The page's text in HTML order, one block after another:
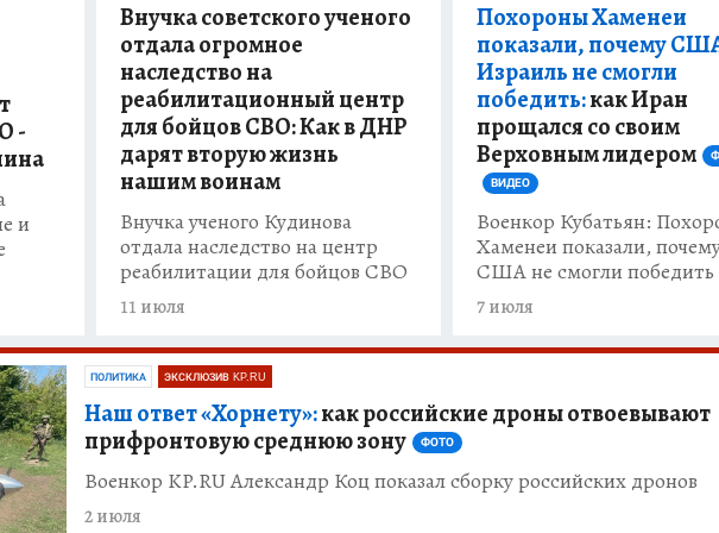
ответы в репортажах военкоров на сайте KP.RU.
Стешин, Григорий Кубатьян в своих репортажах всегда
интересными деталями, своими наблюдениями и
участников боевых действий и мирных
или иных событий.
в видеоформате смотрите на нашем YouTube-канале
"Комсомольской правды"
-
и
Внучка советского ученого
отдала огромное
наследство на
реабилитационный центр
для бойцов СВО: Как в ДНР
дарят вторую жизнь
нашим воинам
Внучка ученого Кудинова
отдала наследство на центр
реабилитации для бойцов СВО
11 июля
Похороны Хаменеи
показали, почему
Израиль не смогли
победить:как Иран
прощался со своим
Верховным лидером
ВИДЕО
Военкор Кубатьян:
Хаменеи показали,
США не смогли
7 июля
ПОЛИТИКА ЭКСКЛЮЗИВ KP.RU
Наш ответ «Хорнету»:как российские дроны отвоевывают
прифронтовую среднюю зону
ФОТО
Военкор KP.RU Александр Коц показал сборку российских дронов
2 июля